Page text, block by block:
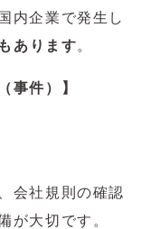
内企業で発生し
あります。
事件）】
会社規則の確認
が大切です。